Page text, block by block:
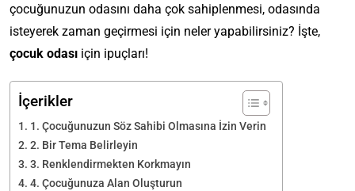
çocuğunuzun odasını daha çok sahiplenmesi, odasında
isteyerek zaman geçirmesi için neler yapabilirsiniz? İşte,
çocuk odası için ipuçları!
İçerikler
1. Çocuğunuzun Söz Sahibi Olmasına İzin Verin
2. Bir Tema Belirleyin
3. Renklendirmekten Korkmayın
4. Çocuğunuza Alan Oluşturun